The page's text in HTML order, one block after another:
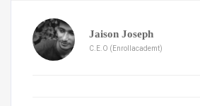
Jaison Joseph
C.E.O (Enrollacademt)